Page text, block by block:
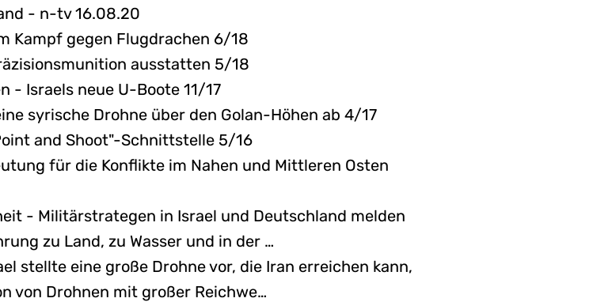
- n-tv 16.08.20
Kampf gegen Flugdrachen 6/18
ausstatten 5/18
- Israels neue U-Boote 11/17
syrische Drohne über den Golan-Höhen ab 4/17
and Shoot"-Schnittstelle 5/16
für die Konflikte im Nahen und Mittleren Osten
- Militärstrategen in Israel und Deutschland melden
zu Land, zu Wasser und in der …
stellte eine große Drohne vor, die Iran erreichen kann,
von Drohnen mit großer Reichwe…